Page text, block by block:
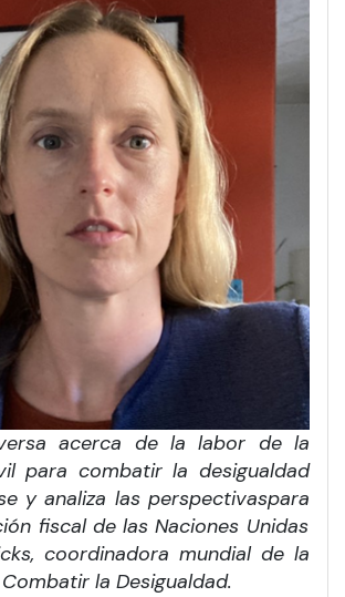
acerca de la labor de la
para combatir la desigualdad
y analiza las perspectivaspara
fiscal de las Naciones Unidas
, coordinadora mundial de la
la Desigualdad.